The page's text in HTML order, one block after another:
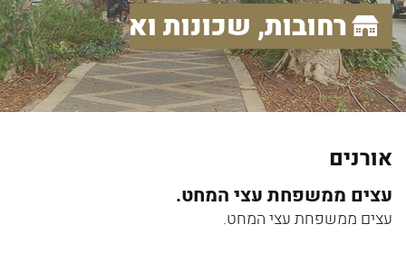
רחובות, שכונות ואתרים
אורנים
עצים ממשפחת עצי המחט.
עצים ממשפחת עצי המחט.